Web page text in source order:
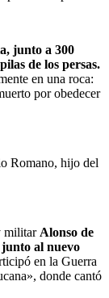
junto a 300
de los persas.
en una roca:
por obedecer
Romano, hijo del
militar Alonso de
junto al nuevo
en la Guerra
donde cantó